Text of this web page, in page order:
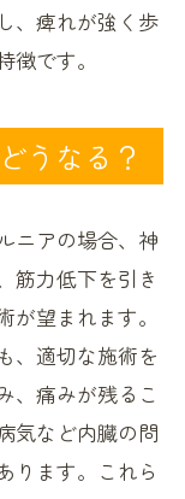
、痺れが強く歩
です。
うなる？
ニアの場合、神
筋力低下を引き
望まれます。
、適切な施術を
、痛みが残るこ
気など内臓の問
ります。これら